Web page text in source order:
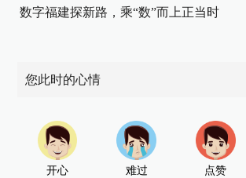
数字福建探新路，乘“数”而上正当时
您此时的心情
开心 难过 点赞